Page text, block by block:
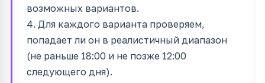
возможных вариантов.
4. Для каждого варианта проверяем,
попадает ли он в реалистичный диапазон
(не раньше 18:00 и не позже 12:00
следующего дня).